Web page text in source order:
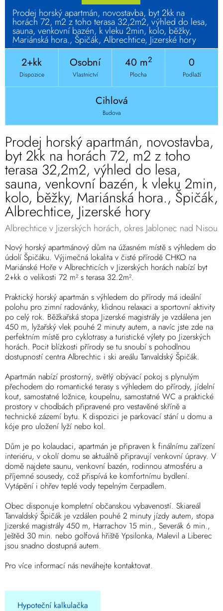
Prodej horský apartmán, novostavba, byt 2kk na
horách 72, m2 z toho terasa 32,2m2, výhled do lesa,
sauna, venkovní bazén, k vleku 2min, kolo, běžky,
Mariánská hora., Špičák, Albrechtice, Jizerské hory
2+kk
Dispozice
Osobní
Vlastnictví
40 m2
Plocha
0
Podlaží
Cihlová
Budova
Prodej horský apartmán, novostavba,
byt 2kk na horách 72, m2 z toho
terasa 32,2m2, výhled do lesa,
sauna, venkovní bazén, k vleku 2min,
kolo, běžky, Mariánská hora., Špičák,
Albrechtice, Jizerské hory
Albrechtice v Jizerských horách, okres Jablonec nad Nisou
Nový horský apartmánový dům na úžasném místě s výhledem do
údolí Špičáku. Výjimečná lokalita v čisté přírodě CHKO na
Mariánské Hoře v Albrechticích v Jizerských horách nabízí byt
2+kk o velikosti 72 m² s terasa 32.2m².
Praktický horský apartmán s výhledem do přírody má ideální
polohu pro zimní radovánky, klidnou relaxaci a sportovní aktivity
po celý rok. Běžkařská stopa Jizerské magistrály je vzdálena jen
450 m, lyžařský vlek pouhé 2 minuty autem, a navíc jste zde na
perfektním místě pro cyklotrasy a turistické výlety po Jizerských
horách. Pocit blízkosti přírody se tu snoubí s pohodlnou
dostupností centra Albrechtic i ski areálu Tanvaldský Špičák.
Apartmán nabízí prostorný, světlý obývací pokoj s plynulým
přechodem do romantické terasy s výhledem do přírody, jídelní
kout, samostatné ložnice, koupelnu, samostatné WC a praktické
prostory v chodbách připravené pro vestavěné skříně a
technické zázemí bytu. K dispozici je parkovací stání u domu a
kóje pro uložení lyží nebo kol.
Dům je po kolaudaci, apartmán je připraven k finálnímu zařízení
interiéru, v okolí domu se aktuálně připravují venkovní úpravy. V
domě najdete saunu, venkovní bazén, rodinnou atmosféru a
příjemné sousedy, což přispívá ke komfortnímu bydlení.
Vytápění i ohřev teplé vody tepelným čerpadlem.
Obec disponuje kompletní občanskou vybaveností. Skiareál
Tanvaldský Špičák je vzdálen pouhé 2 minuty jízdy autem, stopa
Jizerské magistrály 450 m, Harrachov 15 min., Severák 6 min.,
Ještěd 30 min. nebo golfová hřiště Ypsilonka, Malevil a Liberec
jsou snadno dostupná autem.
Pro více informací nás neváhejte kontaktovat.
Hypoteční kalkulačka